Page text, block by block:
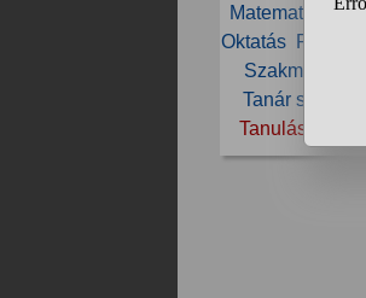
Matematika
Oktatás
Szakma
Tanár szak
Tanulás